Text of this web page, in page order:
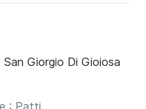
San Giorgio Di Gioiosa